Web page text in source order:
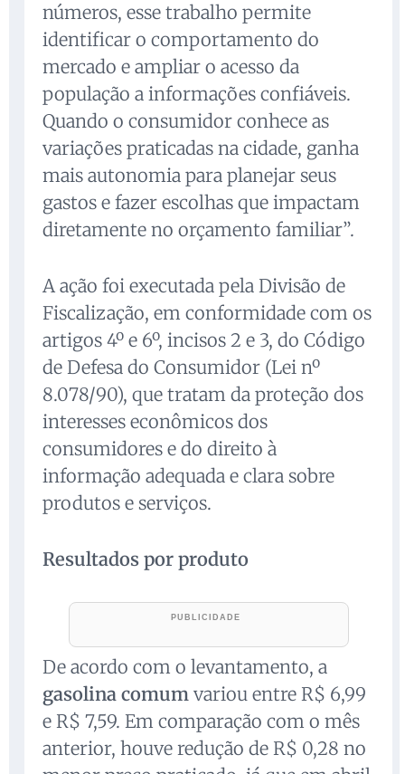
números, esse trabalho permite
identificar o comportamento do
mercado e ampliar o acesso da
população a informações confiáveis.
Quando o consumidor conhece as
variações praticadas na cidade, ganha
mais autonomia para planejar seus
gastos e fazer escolhas que impactam
diretamente no orçamento familiar”.
A ação foi executada pela Divisão de
Fiscalização, em conformidade com os
artigos 4º e 6º, incisos 2 e 3, do Código
de Defesa do Consumidor (Lei nº
8.078/90), que tratam da proteção dos
interesses econômicos dos
consumidores e do direito à
informação adequada e clara sobre
produtos e serviços.
Resultados por produto
De acordo com o levantamento, a
gasolina comum variou entre R$ 6,99
e R$ 7,59. Em comparação com o mês
anterior, houve redução de R$ 0,28 no